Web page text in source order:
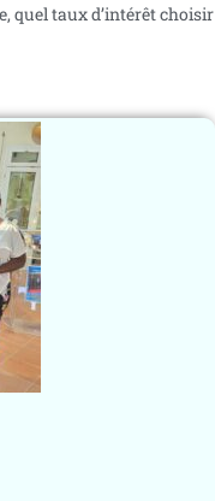
quel taux d’intérêt choisir